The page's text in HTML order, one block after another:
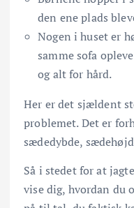
den ene plads
Nogen i huset er
samme sofa
og alt for hård.
Her er det sjældent
problemet. Det er
sædedybde,
Så i stedet for at
vise dig, hvordan du